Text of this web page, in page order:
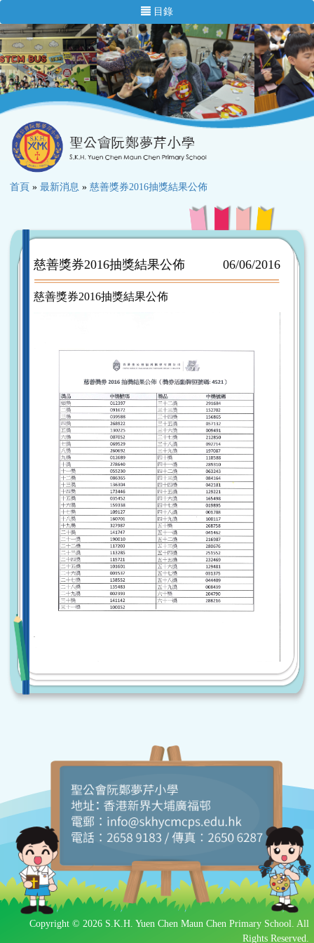
目錄
首頁 » 最新消息 » 慈善獎券2016抽獎結果公佈
慈善獎券2016抽獎結果公佈 06/06/2016
慈善獎券2016抽獎結果公佈
Copyright © 2026 S.K.H. Yuen Chen Maun Chen Primary School. All
Rights Reserved.